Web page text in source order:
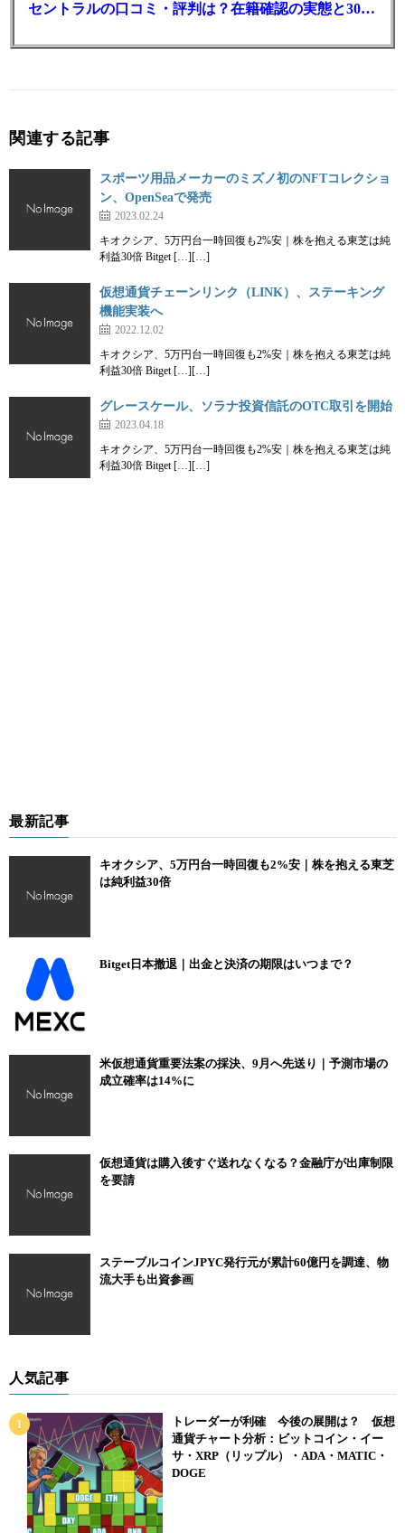
セントラルの口コミ・評判は？在籍確認の実態と30日金利0円の落とし穴
関連する記事
スポーツ用品メーカーのミズノ初のNFTコレクショ
ン、OpenSeaで発売
2023.02.24
キオクシア、5万円台一時回復も2%安｜株を抱える東芝は純
利益30倍 Bitget […][…]
仮想通貨チェーンリンク（LINK）、ステーキング
機能実装へ
2022.12.02
キオクシア、5万円台一時回復も2%安｜株を抱える東芝は純
利益30倍 Bitget […][…]
グレースケール、ソラナ投資信託のOTC取引を開始
2023.04.18
キオクシア、5万円台一時回復も2%安｜株を抱える東芝は純
利益30倍 Bitget […][…]
最新記事
キオクシア、5万円台一時回復も2%安｜株を抱える東芝
は純利益30倍
Bitget日本撤退｜出金と決済の期限はいつまで？
米仮想通貨重要法案の採決、9月へ先送り｜予測市場の
成立確率は14%に
仮想通貨は購入後すぐ送れなくなる？金融庁が出庫制限
を要請
ステーブルコインJPYC発行元が累計60億円を調達、物
流大手も出資参画
人気記事
トレーダーが利確 今後の展開は？ 仮想
通貨チャート分析：ビットコイン・イー
サ・XRP（リップル）・ADA・MATIC・
DOGE